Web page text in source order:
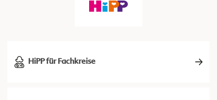
HiPP für Fachkreise